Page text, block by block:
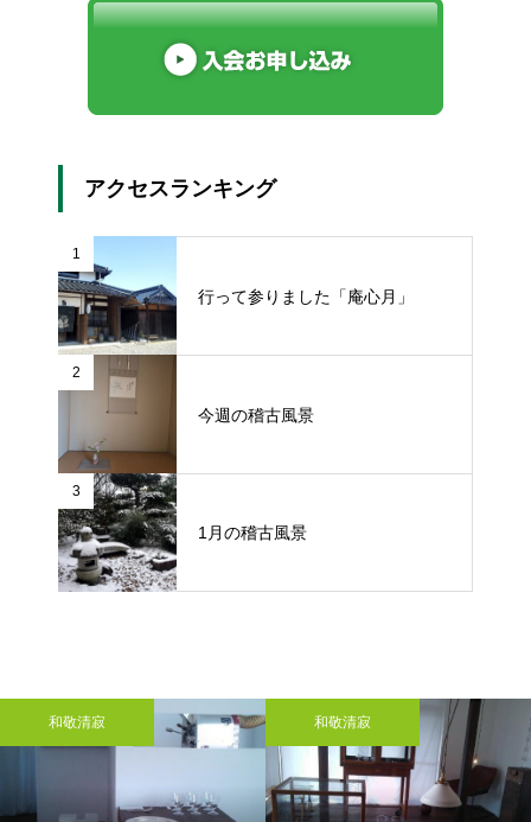
アクセスランキング
1
行って参りました「庵心月」
2
今週の稽古風景
3
1月の稽古風景
和敬清寂 和敬清寂